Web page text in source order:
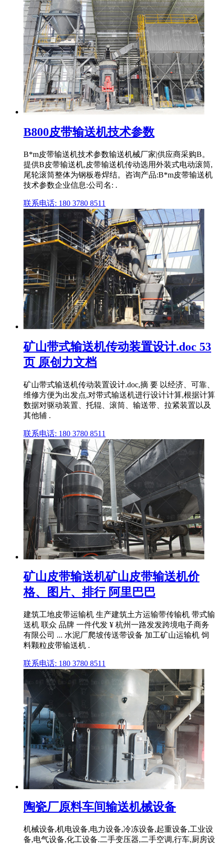
B800皮带输送机技术参数
B*m皮带输送机技术参数输送机械厂家|供应商采购B。
提供B皮带输送机,皮带输送机传动选用外装式电动滚筒,
尾轮滚筒整体为钢板卷焊结。咨询产品:B*m皮带输送机
技术参数企业信息:公司名: .
联系电话: 180 3780 8511
矿山带式输送机传动装置设计.doc 53
页 原创力文档
矿山带式输送机传动装置设计.doc,摘 要 以经济、可靠、
维修方便为出发点,对带式输送机进行设计计算,根据计算
数据对驱动装置、托辊、滚筒、输送带、拉紧装置以及
其他辅 .
联系电话: 180 3780 8511
矿山皮带输送机矿山皮带输送机价
格、图片、排行 阿里巴巴
建筑工地皮带运输机 生产建筑土方运输带传输机 带式输
送机 联众 品牌 一件代发 ¥ 杭州一路发发跨境电子商务
有限公司 ... 水泥厂爬坡传送带设备 加工矿山运输机 饲
料颗粒皮带输送机 .
联系电话: 180 3780 8511
陶瓷厂原料车间输送机械设备
机械设备,机电设备,电力设备,冷冻设备,起重设备,工业设
备,电气设备,化工设备.二手变压器,二手空调,行车,厨房设